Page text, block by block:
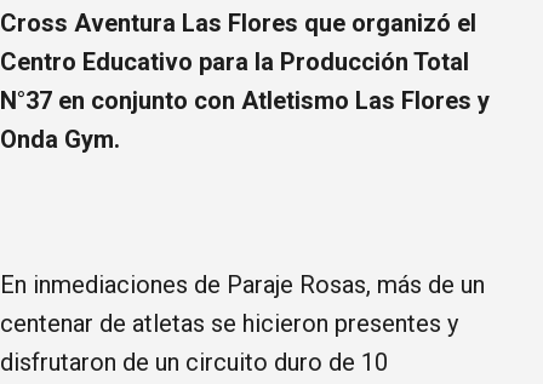
Cross Aventura Las Flores que organizó el
Centro Educativo para la Producción Total
N°37 en conjunto con Atletismo Las Flores y
Onda Gym.
En inmediaciones de Paraje Rosas, más de un
centenar de atletas se hicieron presentes y
disfrutaron de un circuito duro de 10